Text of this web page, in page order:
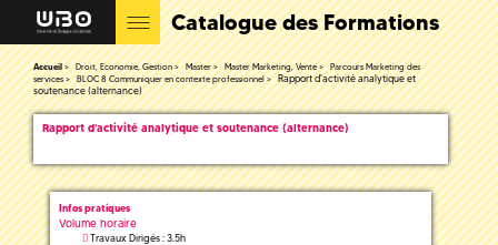
Catalogue des Formations
Accueil Droit, Economie, Gestion Master Master Marketing, Vente
Parcours Marketing des
services
BLOC 8 Communiquer en contexte professionnel
Rapport d'activité analytique et
soutenance (alternance)
Rapport d'activité analytique et soutenance (alternance)
Infos pratiques
Volume horaire
Travaux Dirigés : 3.5h